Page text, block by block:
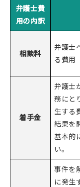
弁護士費
用の内訳
相談料
弁護士
る費用
着手金
弁護士
務にと
生する
結果を
基本的
い。
事件を
に発生